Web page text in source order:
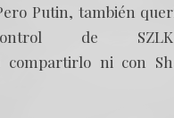
Putin, también
de
compartirlo ni con